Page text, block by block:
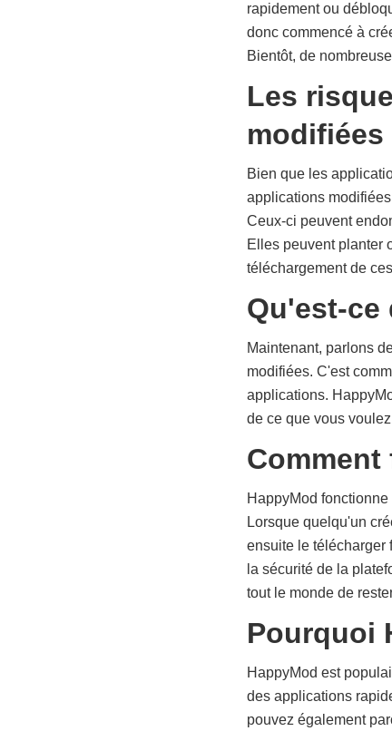
rapidement ou
donc commencé à
Bientôt, de
Les
modifiées
Bien que les
applications
Ceux-ci peuvent
Elles peuvent planter
téléchargement de
Qu'est-ce
Maintenant, parlons
modifiées. C'est
applications.
de ce que vous
HappyMod
Lorsque quelqu'un
ensuite le télécharger
la sécurité de la
tout le monde de
Pourquoi
HappyMod est
des applications
pouvez également